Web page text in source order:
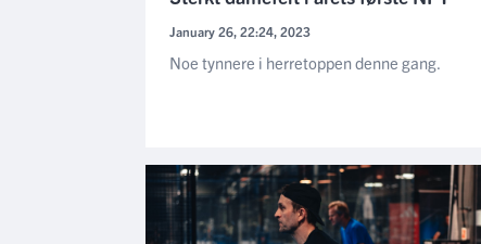
January 26, 22:24, 2023
Noe tynnere i herretoppen denne gang.